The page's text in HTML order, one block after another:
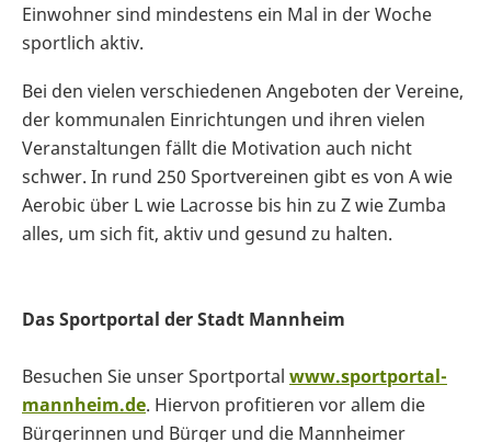
Einwohner sind mindestens ein Mal in der Woche
sportlich aktiv.
Bei den vielen verschiedenen Angeboten der Vereine,
der kommunalen Einrichtungen und ihren vielen
Veranstaltungen fällt die Motivation auch nicht
schwer. In rund 250 Sportvereinen gibt es von A wie
Aerobic über L wie Lacrosse bis hin zu Z wie Zumba
alles, um sich fit, aktiv und gesund zu halten.
Das Sportportal der Stadt Mannheim
Besuchen Sie unser Sportportal www.sportportal-
mannheim.de. Hiervon profitieren vor allem die
Bürgerinnen und Bürger und die Mannheimer